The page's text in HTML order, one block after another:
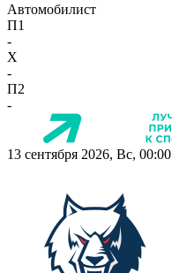
Автомобилист
П1
-
X
-
П2
-
13 сентября 2026, Вс, 00:00